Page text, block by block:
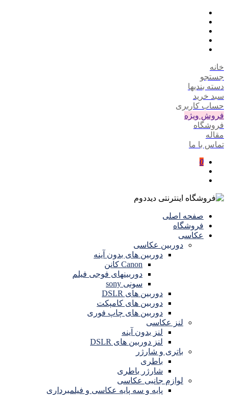
خانه
جستجو
دسته بندیها
سبد خرید
حساب کاربری
فروش ویژه
فروشگاه
مقاله
تماس با ما
0
صفحه اصلی
فروشگاه
عکاسی
دوربین عکاسی
دوربین های بدون آینه
Canon کانن
دوربینهای فوجی فیلم
سونی sony
دوربین های DSLR
دوربین های کامپکت
دوربین های چاپ فوری
لنز عکاسی
لنز بدون آینه
لنز دوربین های DSLR
باتری و شارژر
باطری
شارژر باطری
لوازم جانبی عکاسی
پایه و سه پایه عکاسی و فیلمبرداری